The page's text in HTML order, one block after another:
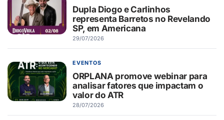
Dupla Diogo e Carlinhos
representa Barretos no Revelando
SP, em Americana
29/07/2026
EVENTOS
ORPLANA promove webinar para
analisar fatores que impactam o
valor do ATR
28/07/2026